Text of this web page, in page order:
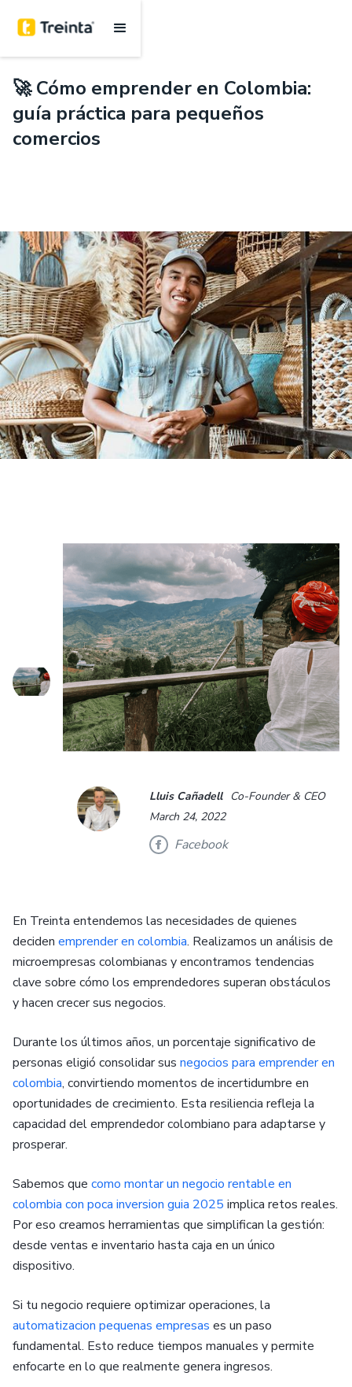
🚀 Cómo emprender en Colombia:
guía práctica para pequeños
comercios
Lluis Cañadell
Co-Founder & CEO
March 24, 2022
Facebook
En Treinta entendemos las necesidades de quienes
deciden emprender en colombia. Realizamos un análisis de
microempresas colombianas y encontramos tendencias
clave sobre cómo los emprendedores superan obstáculos
y hacen crecer sus negocios.
Durante los últimos años, un porcentaje significativo de
personas eligió consolidar sus negocios para emprender en
colombia, convirtiendo momentos de incertidumbre en
oportunidades de crecimiento. Esta resiliencia refleja la
capacidad del emprendedor colombiano para adaptarse y
prosperar.
Sabemos que como montar un negocio rentable en
colombia con poca inversion guia 2025 implica retos reales.
Por eso creamos herramientas que simplifican la gestión:
desde ventas e inventario hasta caja en un único
dispositivo.
Si tu negocio requiere optimizar operaciones, la
automatizacion pequenas empresas es un paso
fundamental. Esto reduce tiempos manuales y permite
enfocarte en lo que realmente genera ingresos.